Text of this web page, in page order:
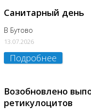
Санитарный день
В Бутово
13.07.2026
Подробнее
Возобновлено
ретикулоцитов